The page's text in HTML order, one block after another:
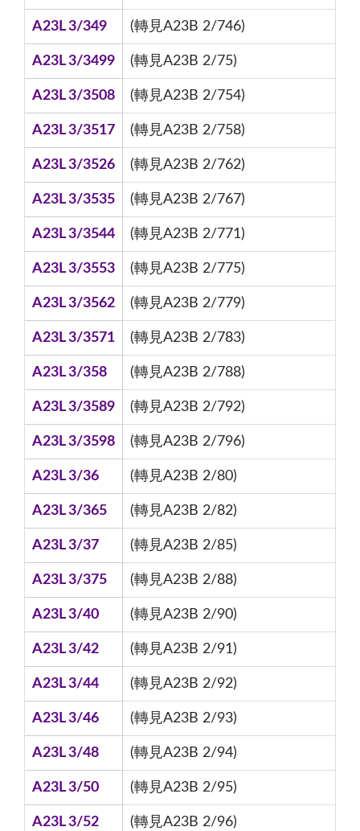
A23L 3/349 (轉見A23B 2/746)
A23L 3/3499 (轉見A23B 2/75)
A23L 3/3508 (轉見A23B 2/754)
A23L 3/3517 (轉見A23B 2/758)
A23L 3/3526 (轉見A23B 2/762)
A23L 3/3535 (轉見A23B 2/767)
A23L 3/3544 (轉見A23B 2/771)
A23L 3/3553 (轉見A23B 2/775)
A23L 3/3562 (轉見A23B 2/779)
A23L 3/3571 (轉見A23B 2/783)
A23L 3/358 (轉見A23B 2/788)
A23L 3/3589 (轉見A23B 2/792)
A23L 3/3598 (轉見A23B 2/796)
A23L 3/36 (轉見A23B 2/80)
A23L 3/365 (轉見A23B 2/82)
A23L 3/37 (轉見A23B 2/85)
A23L 3/375 (轉見A23B 2/88)
A23L 3/40 (轉見A23B 2/90)
A23L 3/42 (轉見A23B 2/91)
A23L 3/44 (轉見A23B 2/92)
A23L 3/46 (轉見A23B 2/93)
A23L 3/48 (轉見A23B 2/94)
A23L 3/50 (轉見A23B 2/95)
A23L 3/52 (轉見A23B 2/96)